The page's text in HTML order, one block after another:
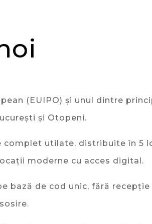
(EUIPO) și unul dintre
și Otopeni.
complet utilate, distribuite în 5
moderne cu acces digital.
bază de cod unic, fără recepție